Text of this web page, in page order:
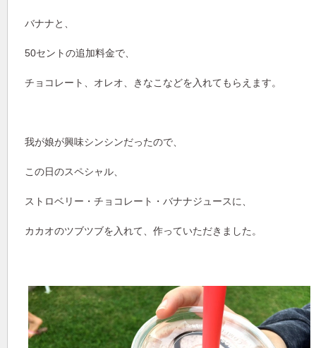
バナナと、
50セントの追加料金で、
チョコレート、オレオ、きなこなどを入れてもらえます。
我が娘が興味シンシンだったので、
この日のスペシャル、
ストロベリー・チョコレート・バナナジュースに、
カカオのツブツブを入れて、作っていただきました。